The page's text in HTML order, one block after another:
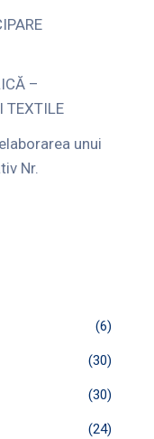
–
TEXTILE
unui
Nr.
(6)
(30)
(30)
(24)